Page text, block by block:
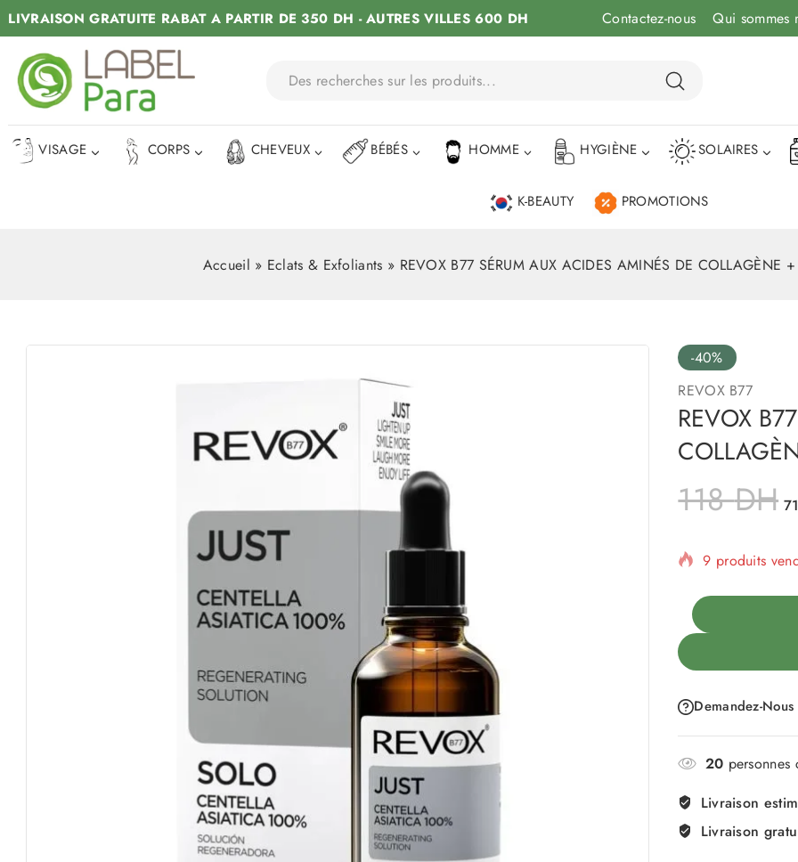
LIVRAISON GRATUITE RABAT A PARTIR DE 350 DH - AUTRES VILLES 600 DH Contactez-nous Qui sommes
VISAGE CORPS CHEVEUX BÉBÉS HOMME HYGIÈNE SOLAIRES
K-BEAUTY PROMOTIONS
Accueil » Eclats & Exfoliants » REVOX B77 SÉRUM AUX ACIDES AMINÉS DE COLLAGÈNE
-40%
REVOX B77
REVOX
118DH
9 produits
Demandez-Nous
20
Livraison
Livraison